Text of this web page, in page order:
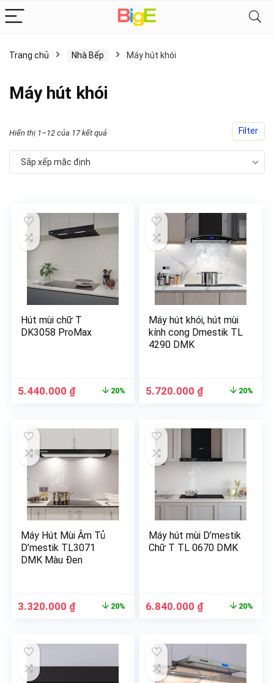
Trang chủ Nhà Bếp Máy hút khói
Máy hút khói
Filter
Hiển thị 1–12 của 17 kết quả
Sắp xếp mặc định
Hút mùi chữ T
DK3058 ProMax
5.440.000 ₫ 20%
Máy hút khói, hút mùi
kính cong Dmestik TL
4290 DMK
5.720.000 ₫ 20%
Máy Hút Mùi Âm Tủ
D’mestik TL3071
DMK Màu Đen
3.320.000 ₫ 20%
Máy hút mùi D’mestik
Chữ T TL 0670 DMK
6.840.000 ₫ 20%